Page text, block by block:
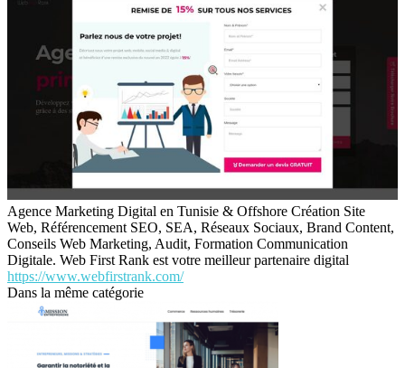
Agence Marketing Digital en Tunisie & Offshore Création Site
Web, Référencement SEO, SEA, Réseaux Sociaux, Brand Content,
Conseils Web Marketing, Audit, Formation Communication
Digitale. Web First Rank est votre meilleur partenaire digital
https://www.webfirstrank.com/
Dans la même catégorie